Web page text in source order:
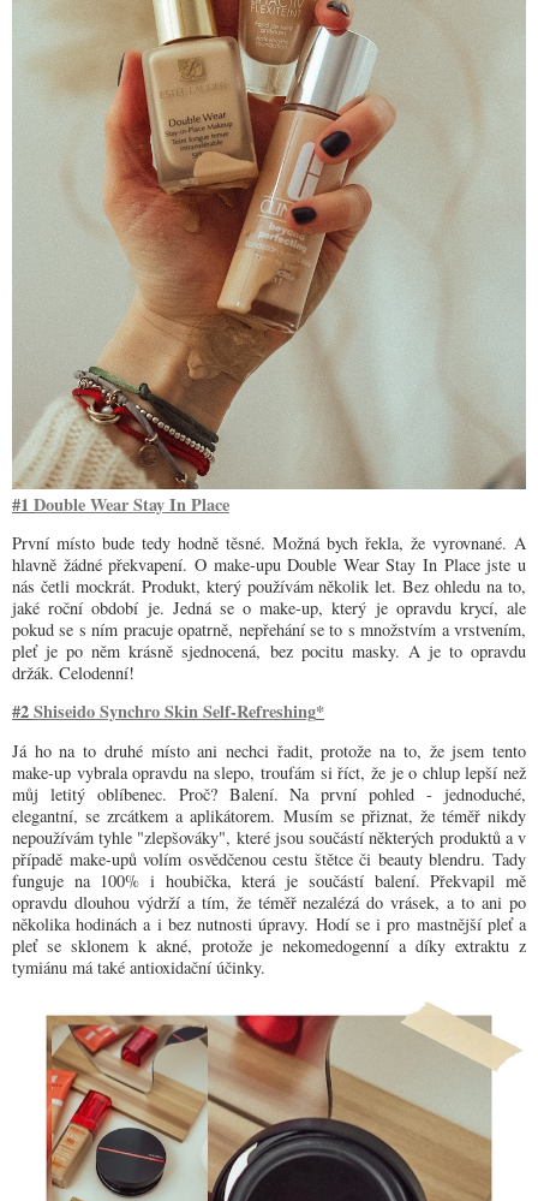
#1 Double Wear Stay In Place
První místo bude tedy hodně těsné. Možná bych řekla, že vyrovnané. A
hlavně žádné překvapení. O make-upu Double Wear Stay In Place jste u
nás četli mockrát. Produkt, který používám několik let. Bez ohledu na to,
jaké roční období je. Jedná se o make-up, který je opravdu krycí, ale
pokud se s ním pracuje opatrně, nepřehání se to s množstvím a vrstvením,
pleť je po něm krásně sjednocená, bez pocitu masky. A je to opravdu
držák. Celodenní!
#2Shiseido Synchro Skin Self-Refreshing*
Já ho na to druhé místo ani nechci řadit, protože na to, že jsem tento
make-up vybrala opravdu na slepo, troufám si říct, že je o chlup lepší než
můj letitý oblíbenec. Proč? Balení. Na první pohled - jednoduché,
elegantní, se zrcátkem a aplikátorem. Musím se přiznat, že téměř nikdy
nepoužívám tyhle "zlepšováky", které jsou součástí některých produktů a v
případě make-upů volím osvědčenou cestu štětce či beauty blendru. Tady
funguje na 100% i houbička, která je součástí balení. Překvapil mě
opravdu dlouhou výdrží a tím, že téměř nezalézá do vrásek, a to ani po
několika hodinách a i bez nutnosti úpravy. Hodí se i pro mastnější pleť a
pleť se sklonem k akné, protože je nekomedogenní a díky extraktu z
tymiánu má také antioxidační účinky.